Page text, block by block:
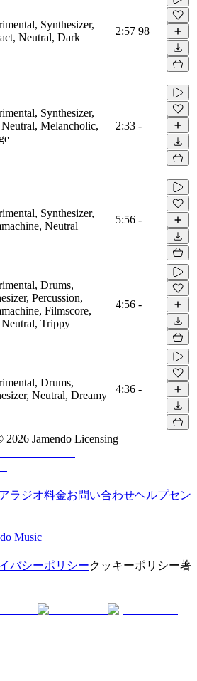
Synthesizer,
Neutral, Dark
2:57 98
Synthesizer,
Melancholic,
2:33 -
Synthesizer,
Neutral
5:56 -
Drums,
Percussion,
Filmscore,
Trippy
4:56 -
Drums,
Neutral, Dreamy
4:36 -
2026 Jamendo Licensing
ラジオ料金お問い合わせヘルプセン
Music
バシーポリシークッキーポリシー著